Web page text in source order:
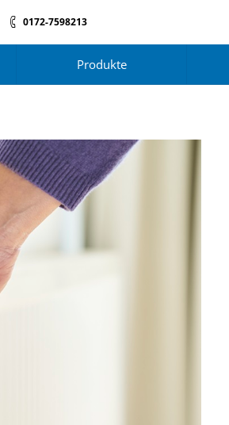
0172-7598213
Produkte